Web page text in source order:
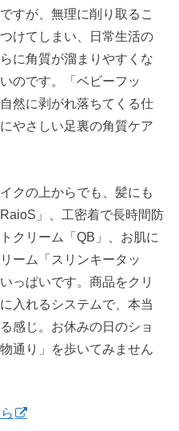
すが、無理に削り取るこ
けてしまい、日常生活の
に角質が溜まりやすくな
のです。「ベビーフッ
然に剥がれ落ちてくる仕
やさしい足裏の角質ケア
クの上からでも、髪にも
」、工密着で長時間防
クリーム「QB」、お肌に
ーム「スリンキータッ
っぱいです。商品をクリ
入れるシステムで、本当
感じ。お休みの日のショ
通り」を歩いてみません